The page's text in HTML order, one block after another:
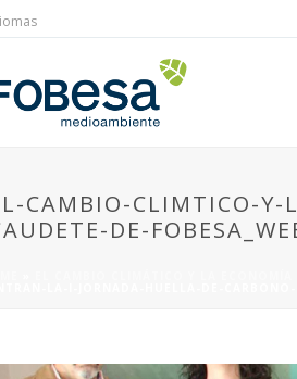
CAMBIO-CLIMTICO-Y-
DE-